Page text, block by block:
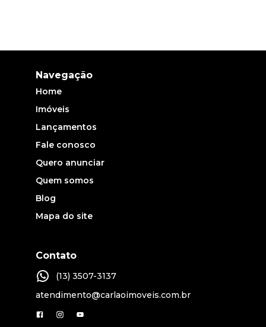
Navegação
Home
Imóveis
Lançamentos
Fale conosco
Quero anunciar
Quem somos
Blog
Mapa do site
Contato
(13) 3507-3137
atendimento@carlaoimoveis.com.br